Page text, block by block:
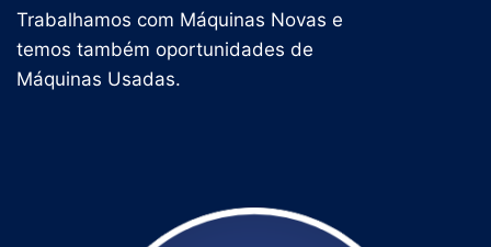
Trabalhamos com Máquinas Novas e
temos também oportunidades de
Máquinas Usadas.